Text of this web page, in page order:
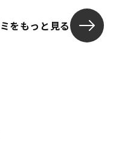
をもっと見る